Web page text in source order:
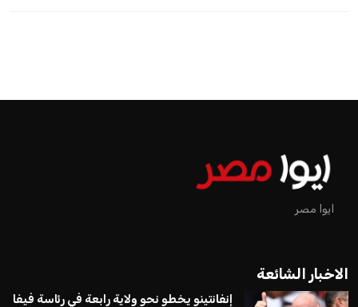
ايوا مصر
الاخبار الشائعة
إنفانتينو يخطو نحو ولاية رابعة في رئاسة فيفا